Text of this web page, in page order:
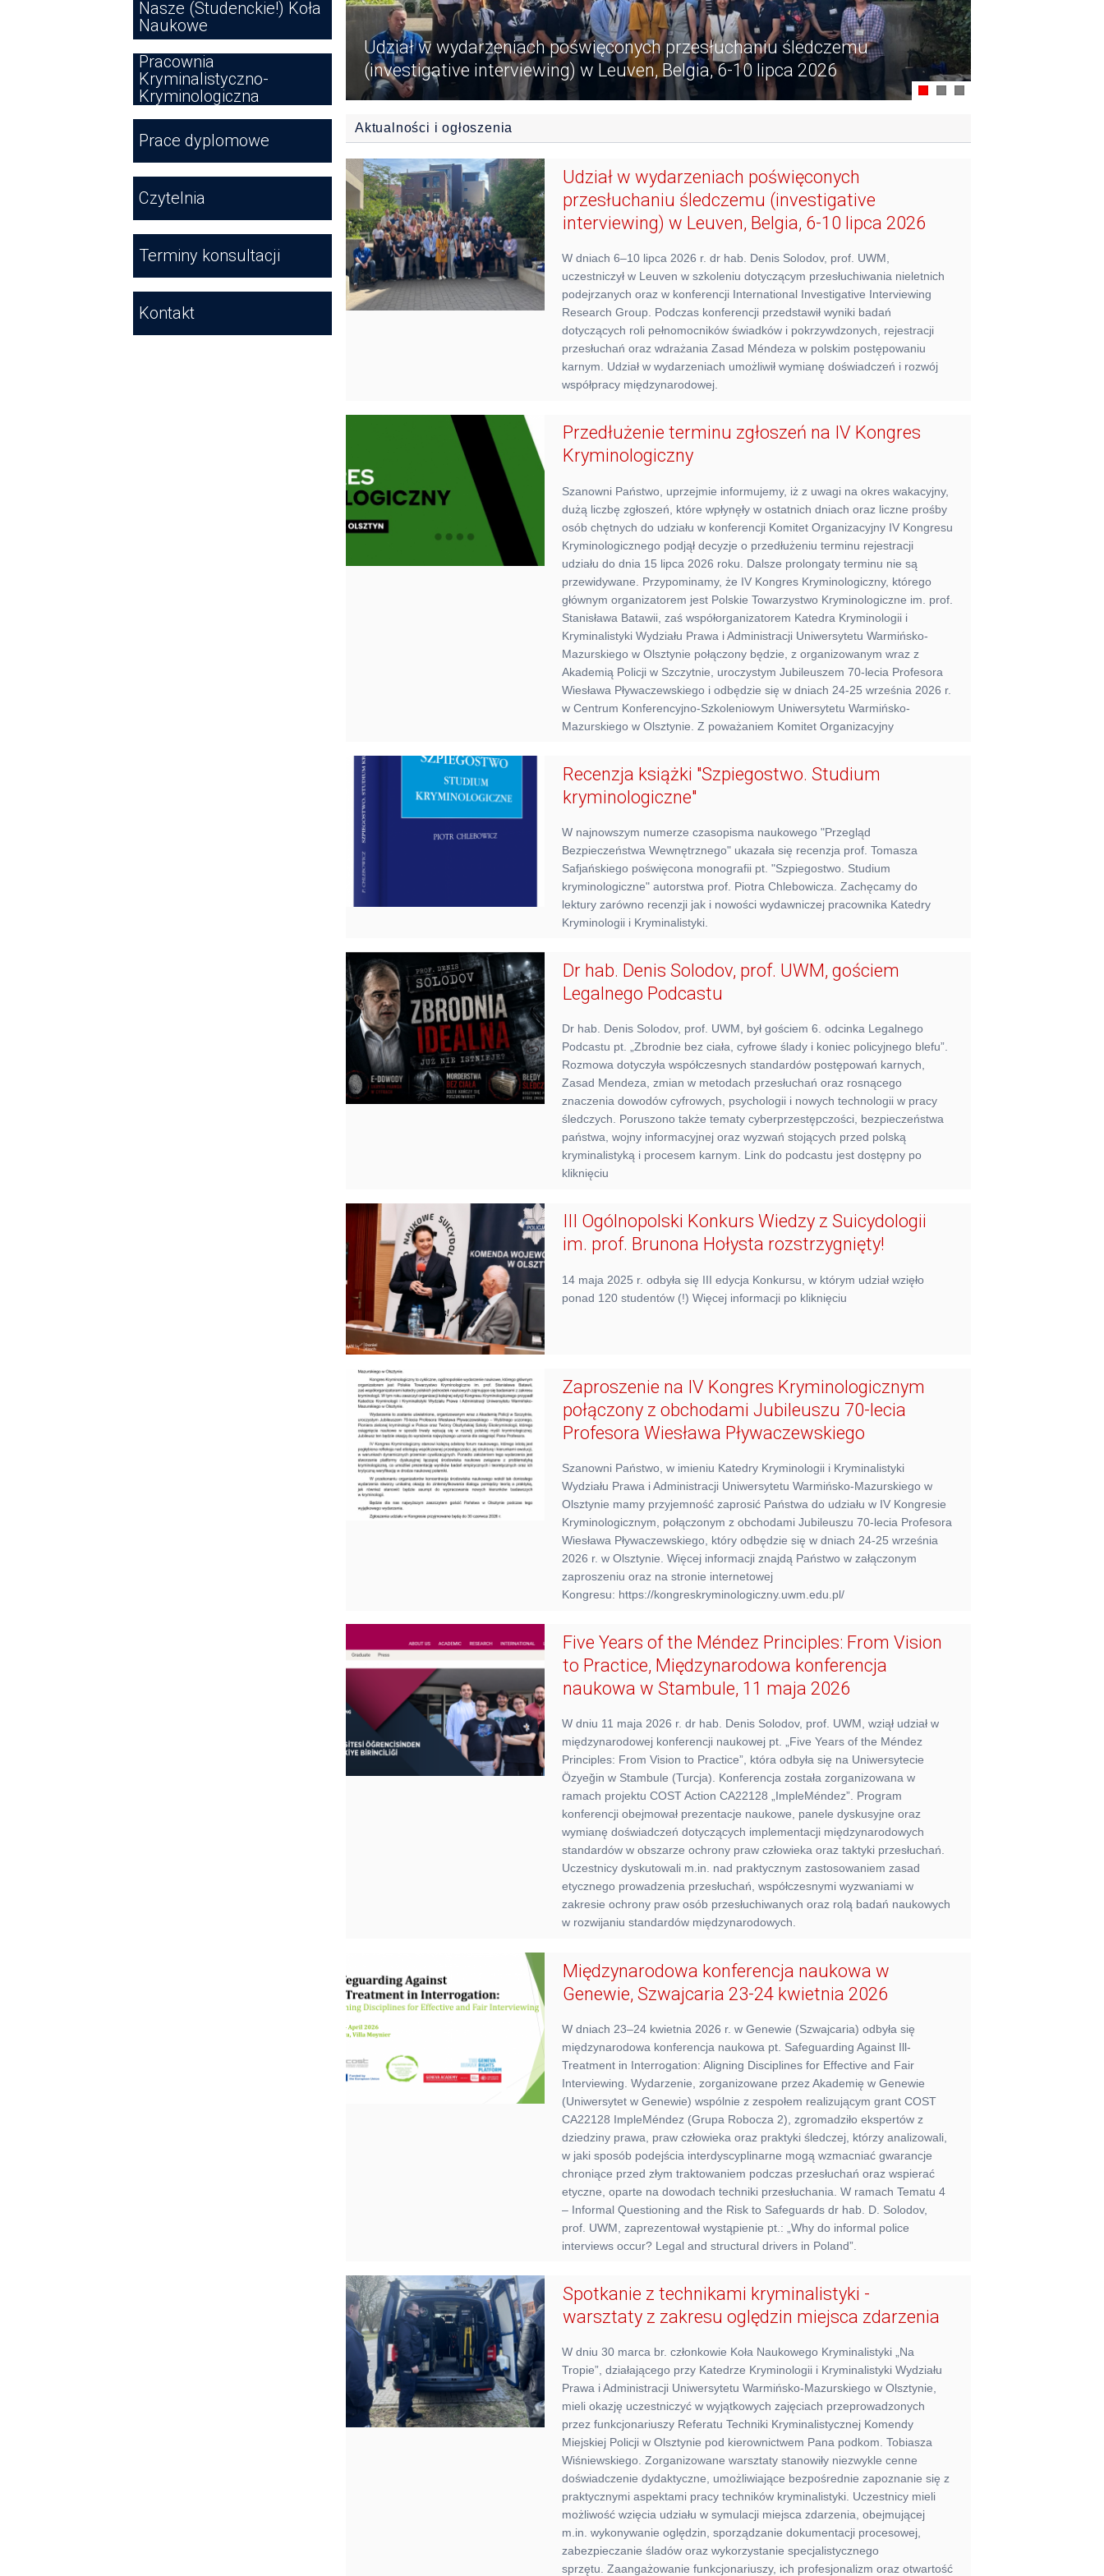
Nasze (Studenckie!) Koła
Naukowe
Pracownia
Kryminalistyczno-
Kryminologiczna
Prace dyplomowe
Czytelnia
Terminy konsultacji
Kontakt
Udział w wydarzeniach poświęconych przesłuchaniu śledczemu
(investigative interviewing) w Leuven, Belgia, 6-10 lipca 2026
Aktualności i ogłoszenia
Udział w wydarzeniach poświęconych
przesłuchaniu śledczemu (investigative
interviewing) w Leuven, Belgia, 6-10 lipca 2026
W dniach 6–10 lipca 2026 r. dr hab. Denis Solodov, prof. UWM,
uczestniczył w Leuven w szkoleniu dotyczącym przesłuchiwania nieletnich
podejrzanych oraz w konferencji International Investigative Interviewing
Research Group. Podczas konferencji przedstawił wyniki badań
dotyczących roli pełnomocników świadków i pokrzywdzonych, rejestracji
przesłuchań oraz wdrażania Zasad Méndeza w polskim postępowaniu
karnym. Udział w wydarzeniach umożliwił wymianę doświadczeń i rozwój
współpracy międzynarodowej.
Przedłużenie terminu zgłoszeń na IV Kongres
Kryminologiczny
Szanowni Państwo, uprzejmie informujemy, iż z uwagi na okres wakacyjny,
dużą liczbę zgłoszeń, które wpłynęły w ostatnich dniach oraz liczne prośby
osób chętnych do udziału w konferencji Komitet Organizacyjny IV Kongresu
Kryminologicznego podjął decyzje o przedłużeniu terminu rejestracji
udziału do dnia 15 lipca 2026 roku. Dalsze prolongaty terminu nie są
przewidywane. Przypominamy, że IV Kongres Kryminologiczny, którego
głównym organizatorem jest Polskie Towarzystwo Kryminologiczne im. prof.
Stanisława Batawii, zaś współorganizatorem Katedra Kryminologii i
Kryminalistyki Wydziału Prawa i Administracji Uniwersytetu Warmińsko-
Mazurskiego w Olsztynie połączony będzie, z organizowanym wraz z
Akademią Policji w Szczytnie, uroczystym Jubileuszem 70-lecia Profesora
Wiesława Pływaczewskiego i odbędzie się w dniach 24-25 września 2026 r.
w Centrum Konferencyjno-Szkoleniowym Uniwersytetu Warmińsko-
Mazurskiego w Olsztynie. Z poważaniem Komitet Organizacyjny
Recenzja książki "Szpiegostwo. Studium
kryminologiczne"
W najnowszym numerze czasopisma naukowego "Przegląd
Bezpieczeństwa Wewnętrznego" ukazała się recenzja prof. Tomasza
Safjańskiego poświęcona monografii pt. "Szpiegostwo. Studium
kryminologiczne" autorstwa prof. Piotra Chlebowicza. Zachęcamy do
lektury zarówno recenzji jak i nowości wydawniczej pracownika Katedry
Kryminologii i Kryminalistyki.
Dr hab. Denis Solodov, prof. UWM, gościem
Legalnego Podcastu
Dr hab. Denis Solodov, prof. UWM, był gościem 6. odcinka Legalnego
Podcastu pt. „Zbrodnie bez ciała, cyfrowe ślady i koniec policyjnego blefu”.
Rozmowa dotyczyła współczesnych standardów postępowań karnych,
Zasad Mendeza, zmian w metodach przesłuchań oraz rosnącego
znaczenia dowodów cyfrowych, psychologii i nowych technologii w pracy
śledczych. Poruszono także tematy cyberprzestępczości, bezpieczeństwa
państwa, wojny informacyjnej oraz wyzwań stojących przed polską
kryminalistyką i procesem karnym. Link do podcastu jest dostępny po
kliknięciu
III Ogólnopolski Konkurs Wiedzy z Suicydologii
im. prof. Brunona Hołysta rozstrzygnięty!
14 maja 2025 r. odbyła się III edycja Konkursu, w którym udział wzięło
ponad 120 studentów (!) Więcej informacji po kliknięciu
Zaproszenie na IV Kongres Kryminologicznym
połączony z obchodami Jubileuszu 70-lecia
Profesora Wiesława Pływaczewskiego
Szanowni Państwo, w imieniu Katedry Kryminologii i Kryminalistyki
Wydziału Prawa i Administracji Uniwersytetu Warmińsko-Mazurskiego w
Olsztynie mamy przyjemność zaprosić Państwa do udziału w IV Kongresie
Kryminologicznym, połączonym z obchodami Jubileuszu 70-lecia Profesora
Wiesława Pływaczewskiego, który odbędzie się w dniach 24-25 września
2026 r. w Olsztynie. Więcej informacji znajdą Państwo w załączonym
zaproszeniu oraz na stronie internetowej
Kongresu: https://kongreskryminologiczny.uwm.edu.pl/
Five Years of the Méndez Principles: From Vision
to Practice, Międzynarodowa konferencja
naukowa w Stambule, 11 maja 2026
W dniu 11 maja 2026 r. dr hab. Denis Solodov, prof. UWM, wziął udział w
międzynarodowej konferencji naukowej pt. „Five Years of the Méndez
Principles: From Vision to Practice”, która odbyła się na Uniwersytecie
Özyeğin w Stambule (Turcja). Konferencja została zorganizowana w
ramach projektu COST Action CA22128 „ImpleMéndez”. Program
konferencji obejmował prezentacje naukowe, panele dyskusyjne oraz
wymianę doświadczeń dotyczących implementacji międzynarodowych
standardów w obszarze ochrony praw człowieka oraz taktyki przesłuchań.
Uczestnicy dyskutowali m.in. nad praktycznym zastosowaniem zasad
etycznego prowadzenia przesłuchań, współczesnymi wyzwaniami w
zakresie ochrony praw osób przesłuchiwanych oraz rolą badań naukowych
w rozwijaniu standardów międzynarodowych.
Międzynarodowa konferencja naukowa w
Genewie, Szwajcaria 23-24 kwietnia 2026
W dniach 23–24 kwietnia 2026 r. w Genewie (Szwajcaria) odbyła się
międzynarodowa konferencja naukowa pt. Safeguarding Against Ill-
Treatment in Interrogation: Aligning Disciplines for Effective and Fair
Interviewing. Wydarzenie, zorganizowane przez Akademię w Genewie
(Uniwersytet w Genewie) wspólnie z zespołem realizującym grant COST
CA22128 ImpleMéndez (Grupa Robocza 2), zgromadziło ekspertów z
dziedziny prawa, praw człowieka oraz praktyki śledczej, którzy analizowali,
w jaki sposób podejścia interdyscyplinarne mogą wzmacniać gwarancje
chroniące przed złym traktowaniem podczas przesłuchań oraz wspierać
etyczne, oparte na dowodach techniki przesłuchania. W ramach Tematu 4
– Informal Questioning and the Risk to Safeguards dr hab. D. Solodov,
prof. UWM, zaprezentował wystąpienie pt.: „Why do informal police
interviews occur? Legal and structural drivers in Poland”.
Spotkanie z technikami kryminalistyki -
warsztaty z zakresu oględzin miejsca zdarzenia
W dniu 30 marca br. członkowie Koła Naukowego Kryminalistyki „Na
Tropie”, działającego przy Katedrze Kryminologii i Kryminalistyki Wydziału
Prawa i Administracji Uniwersytetu Warmińsko-Mazurskiego w Olsztynie,
mieli okazję uczestniczyć w wyjątkowych zajęciach przeprowadzonych
przez funkcjonariuszy Referatu Techniki Kryminalistycznej Komendy
Miejskiej Policji w Olsztynie pod kierownictwem Pana podkom. Tobiasza
Wiśniewskiego. Zorganizowane warsztaty stanowiły niezwykle cenne
doświadczenie dydaktyczne, umożliwiające bezpośrednie zapoznanie się z
praktycznymi aspektami pracy techników kryminalistyki. Uczestnicy mieli
możliwość wzięcia udziału w symulacji miejsca zdarzenia, obejmującej
m.in. wykonywanie oględzin, sporządzanie dokumentacji procesowej,
zabezpieczanie śladów oraz wykorzystanie specjalistycznego
sprzętu. Zaangażowanie funkcjonariuszy, ich profesjonalizm oraz otwartość